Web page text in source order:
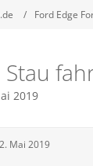
Ford Edge
Stau
2019
Mai 2019